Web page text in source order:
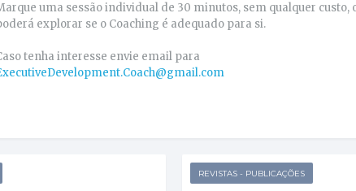
uma sessão individual de 30 minutos, sem qualquer custo,
explorar se o Coaching é adequado para si.
tenha interesse envie email para
REVISTAS - PUBLICAÇÕES